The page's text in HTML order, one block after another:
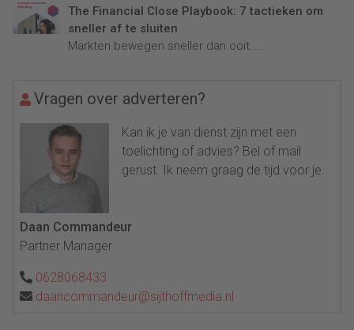
The Financial Close Playbook: 7 tactieken om
sneller af te sluiten
Markten bewegen sneller dan ooit....
Vragen over adverteren?
Kan ik je van dienst zijn met een
toelichting of advies? Bel of mail
gerust. Ik neem graag de tijd voor je.
Daan Commandeur
Partner Manager
0628068433
daancommandeur@sijthoffmedia.nl